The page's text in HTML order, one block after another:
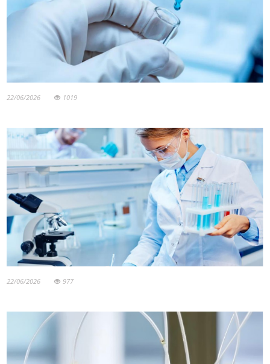
22/06/2026 1019
22/06/2026 977